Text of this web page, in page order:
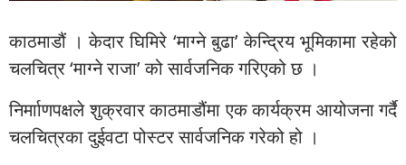
काठमाडौं । केदार घिमिरे ‘माग्ने बुढा’ केन्द्रिय भूमिकामा रहेको
चलचित्र ‘माग्ने राजा’ को सार्वजनिक गरिएको छ ।
निर्मााणपक्षले शुक्रवार काठमाडौंमा एक कार्यक्रम आयोजना गर्दै
चलचित्रका दुईवटा पोस्टर सार्वजनिक गरेको हो ।